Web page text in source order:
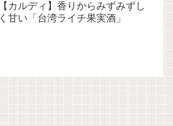
【カルディ】香りからみずみずし
く甘い「台湾ライチ果実酒」